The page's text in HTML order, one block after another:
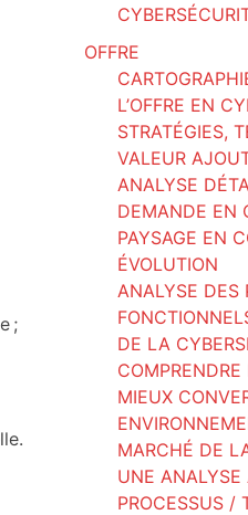
;
OFFRE
L’OFFRE EN
STRATÉGIES,
VALEUR
ANALYSE
DEMANDE EN
PAYSAGE EN
ÉVOLUTION
ANALYSE DES
DE LA
MIEUX
MARCHÉ DE
UNE ANALYSE
PROCESSUS /